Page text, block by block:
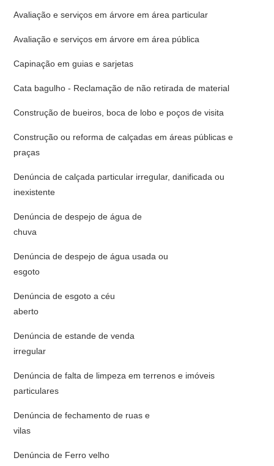
Avaliação e serviços em árvore em área particular
Avaliação e serviços em árvore em área pública
Capinação em guias e sarjetas
Cata bagulho - Reclamação de não retirada de material
Construção de bueiros, boca de lobo e poços de visita
Construção ou reforma de calçadas em áreas públicas e
praças
Denúncia de calçada particular irregular, danificada ou
inexistente
Denúncia de despejo de água de
Denúncia de despejo de água usada ou
Denúncia de esgoto a céu
aberto
Denúncia de estande de venda
Denúncia de falta de limpeza em terrenos e imóveis
particulares
Denúncia de fechamento de ruas e
vilas
Denúncia de Ferro velho